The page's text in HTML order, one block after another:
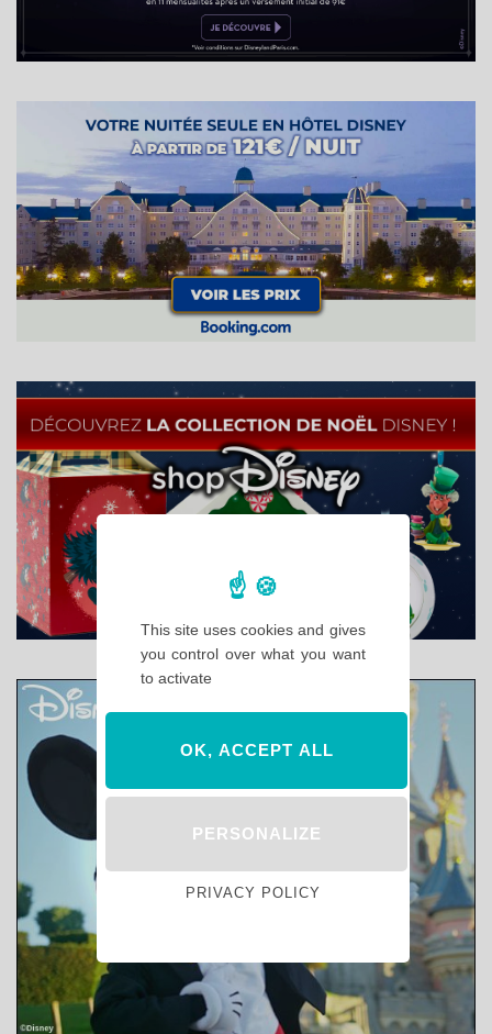
This site uses cookies and gives
you control over what you want
to activate
OK, ACCEPT ALL
PERSONALIZE
PRIVACY POLICY